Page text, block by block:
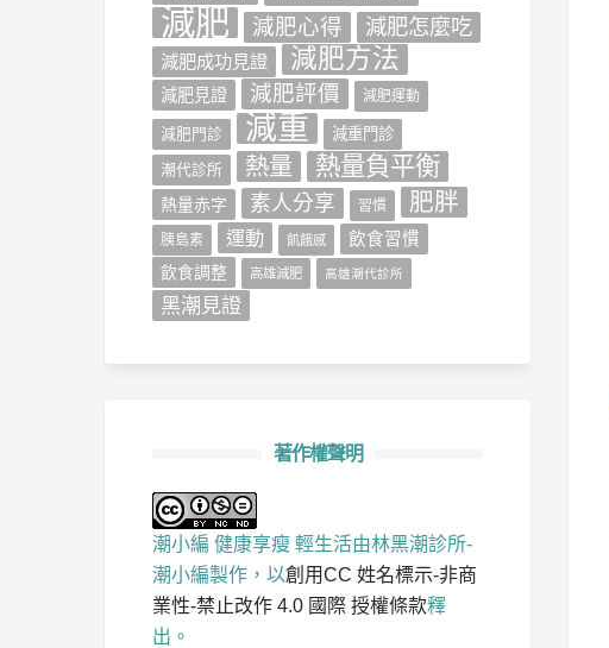
減肥 減肥心得 減肥怎麼吃
減肥成功見證 減肥方法
減肥見證 減肥評價 減肥運動
減肥門診 減重
減重門診
潮代診所
熱量 熱量負平衡
熱量赤字 素人分享 習慣 肥胖
胰島素 運動 飢餓感
飲食習慣
飲食調整
高雄減肥 高雄潮代診所
黑潮見證
著作權聲明
潮小編 健康享瘦 輕生活由林黑潮診所-
潮小編製作，以創用CC 姓名標示-非商
業性-禁止改作 4.0 國際 授權條款釋
出。